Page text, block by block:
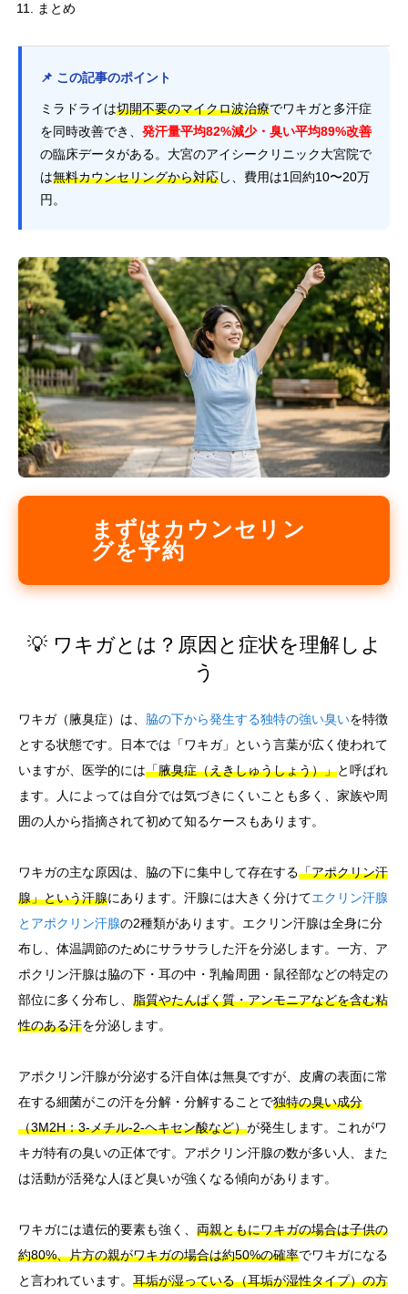
まとめ
📌 この記事のポイント
ミラドライは切開不要のマイクロ波治療でワキガと多汗症
を同時改善でき、 発汗量平均82%減少・臭い平均89%改善
の臨床データがある。大宮のアイシークリニック大宮院で
は無料カウンセリングから対応し、費用は1回約10〜20万
円。
まずはカウンセリン
グを予約
💡 ワキガとは？原因と症状を理解しよ
う
ワキガ（腋臭症）は、 脇の下から発生する独特の強い臭いを特徴
とする状態です。日本では「ワキガ」という言葉が広く使われて
いますが、医学的には「腋臭症（えきしゅうしょう）」と呼ばれ
ます。人によっては自分では気づきにくいことも多く、家族や周
囲の人から指摘されて初めて知るケースもあります。
ワキガの主な原因は、脇の下に集中して存在する「アポクリン汗
腺」という汗腺にあります。汗腺には大きく分けてエクリン汗腺
とアポクリン汗腺の2種類があります。エクリン汗腺は全身に分
布し、体温調節のためにサラサラした汗を分泌します。一方、ア
ポクリン汗腺は脇の下・耳の中・乳輪周囲・鼠径部などの特定の
部位に多く分布し、 脂質やたんぱく質・アンモニアなどを含む粘
性のある汗を分泌します。
アポクリン汗腺が分泌する汗自体は無臭ですが、皮膚の表面に常
在する細菌がこの汗を分解・分解することで独特の臭い成分
（3M2H：3-メチル-2-ヘキセン酸など）が発生します。これがワ
キガ特有の臭いの正体です。アポクリン汗腺の数が多い人、また
は活動が活発な人ほど臭いが強くなる傾向があります。
ワキガには遺伝的要素も強く、 両親ともにワキガの場合は子供の
約80%、片方の親がワキガの場合は約50%の確率でワキガになる
と言われています。 耳垢が湿っている（耳垢が湿性タイプ）の方